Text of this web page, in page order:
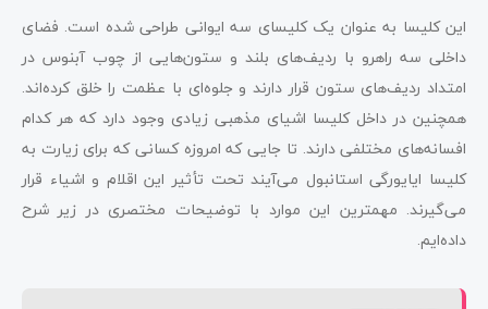
این کلیسا به عنوان یک کلیسای سه ایوانی طراحی شده است. فضای
داخلی سه راهرو با ردیف‌های بلند و ستون‌هایی از چوب آبنوس در
امتداد ردیف‌های ستون قرار دارند و جلوه‌ای با عظمت را خلق کرده‌اند.
همچنین در داخل کلیسا اشیای مذهبی زیادی وجود دارد که هر کدام
افسانه‌های مختلفی دارند. تا جایی که امروزه کسانی که برای زیارت به
کلیسا ایایورگی استانبول می‌آیند تحت تأثیر این اقلام و اشیاء قرار
می‌گیرند. مهمترین این موارد با توضیحات مختصری در زیر شرح
داده‌ایم.